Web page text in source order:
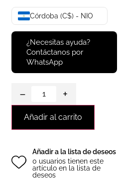
Córdoba (C$) - NIO
¿Necesitas ayuda?
Contáctanos por
WhatsApp
− +
Añadir al carrito
Añadir a la lista de deseos
0 usuarios tienen este
artículo en la lista de
deseos